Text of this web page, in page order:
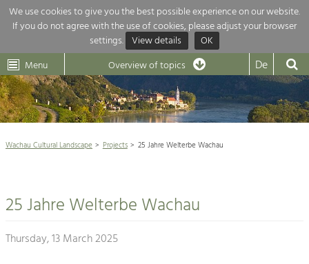
We use cookies to give you the best possible experience on our website.
If you do not agree with the use of cookies, please adjust your browser
settings. View details OK
Dunkelsteinerwald
Wachau
Cultural
Landscape
Dunkelsteinerwald Klima
Menu Overview of topics De
News
Wachau Cultural Landscape 
Rückblick 25 Jahre Jubiläum
Architecture
Agriculture & Tourism
Overview of topics
Development within our region is extremely diverse. Which is why we
provide you with an overview of our main topics here. For more
information, simply click on the topic to see all projects in this context.
Maintenance, Regulation and Further
Building Culture
Wachau Cultural Landscape Projects 25 Jahre Welterbe Wachau
25 Jahre Welterbe Wachau
Thursday, 13 March 2025